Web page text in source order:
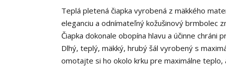
Teplá pletená čiapka vyrobená z mäkkého
eleganciu a odnímateľný kožušinový brmbolec
Čiapka dokonale obopína hlavu a účinne chráni
Dlhý, teplý, mäkký, hrubý šál vyrobený s
omotajte si ho okolo krku pre maximálne